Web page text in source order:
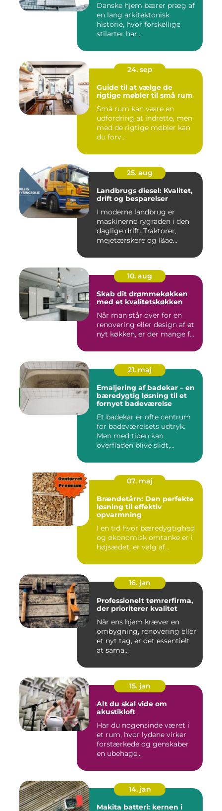
Danske hjem bærer præg af
en lang arkitektonisk
historie, hvor forskellige
stilarter har...
24. sep
Guide til at vælge de
rigtige møbler til små rum
Små rum kan være en
udfordring at indrette, men
med de rigtige møbler kan
du forv...
25. aug
Landbrugs diesel: Kvalitet,
drift og besparelser
I moderne landbrug er
maskinerne rygraden i den
daglige drift. Traktorer,
mejetærskere og l&ae...
10. aug
Skab dit drømmekøkken
med et kvalitetskøkken
Når man står over for en
renovering eller design af et
nyt køkken, er der mange f...
21. maj
Emaljering af badekar – en
bæredygtig løsning til et
fornyet badeværelse
Et badekar er ofte centrum
for badeværelsets udtryk.
Men med tiden kan
overfladen blive slidt,...
07. maj
Brændetårn: Den perfekte
løsning til effektiv
opvarmning
I en tid hvor bæredygtighed
og økonomisk omtanke er i
højsædet, er valg af...
16. jan
Professionelt tømrerfirma,
der prioriterer kvalitet
Når ens hjem kræver en
ombygning, renovering eller
et nyt tag, er det essentielt
at sama...
15. jan
Alt du skal vide om
akustikloft
Har du nogensinde været i
et rum, hvor lydene virker
forstærkede og genskaber
en ubehage...
14. jan
Makita batteri: kernen i